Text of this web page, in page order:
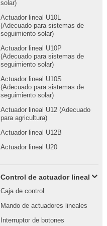
solar)
Actuador lineal U10L
(Adecuado para sistemas de
seguimiento solar)
Actuador lineal U10P
(Adecuado para sistemas de
seguimiento solar)
Actuador lineal U10S
(Adecuado para sistemas de
seguimiento solar)
Actuador lineal U12 (Adecuado
para agricultura)
Actuador lineal U12B
Actuador lineal U20
Control de actuador lineal
Caja de control
Mando de actuadores lineales
Interruptor de botones